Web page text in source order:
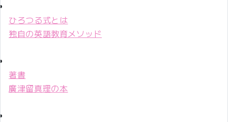
ひろつる式とは
独自の英語教育メソッド
著書
廣津留真理の本